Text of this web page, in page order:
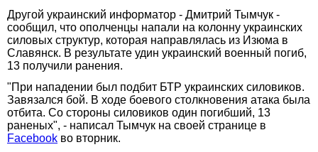
Другой украинский информатор - Дмитрий Тымчук -
сообщил, что ополченцы напали на колонну украинских
силовых структур, которая направлялась из Изюма в
Славянск. В результате удин украинский военный погиб,
13 получили ранения.
"При нападении был подбит БТР украинских силовиков.
Завязался бой. В ходе боевого столкновения атака была
отбита. Со стороны силовиков один погибший, 13
раненых", - написал Тымчук на своей странице в
Facebook во вторник.